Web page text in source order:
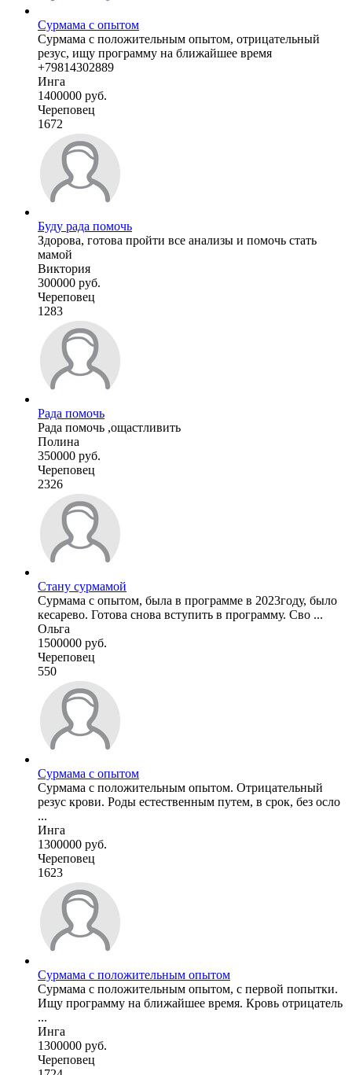
Сурмама с опытом
Сурмама с положительным опытом, отрицательный
резус, ищу программу на ближайшее время
+79814302889
Инга
1400000 руб.
Череповец
1672
Буду рада помочь
Здорова, готова пройти все анализы и помочь стать
мамой
Виктория
300000 руб.
Череповец
1283
Рада помочь
Рада помочь ,ощастливить
Полина
350000 руб.
Череповец
2326
Стану сурмамой
Сурмама с опытом, была в программе в 2023году, было
кесарево. Готова снова вступить в программу. Сво ...
Ольга
1500000 руб.
Череповец
550
Сурмама с опытом
Сурмама с положительным опытом. Отрицательный
резус крови. Роды естественным путем, в срок, без осло
...
Инга
1300000 руб.
Череповец
1623
Сурмама с положительным опытом
Сурмама с положительным опытом, с первой попытки.
Ищу программу на ближайшее время. Кровь отрицатель
...
Инга
1300000 руб.
Череповец